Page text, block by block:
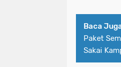
Baca
Paket
Sakai